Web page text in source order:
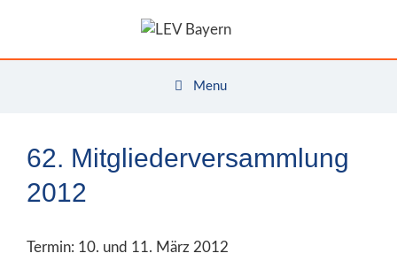
Menu
62. Mitgliederversammlung
2012
Termin: 10. und 11. März 2012